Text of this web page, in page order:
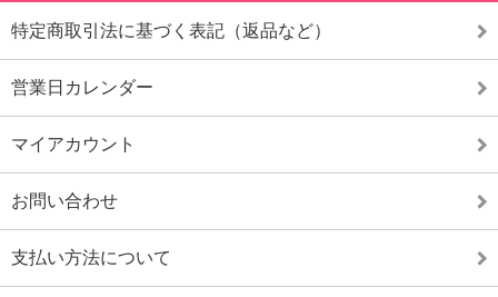
特定商取引法に基づく表記（返品など）
営業日カレンダー
マイアカウント
お問い合わせ
支払い方法について